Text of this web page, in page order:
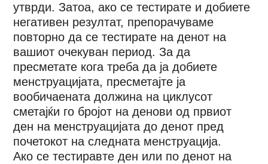
утврди. Затоа, ако се тестирате и добиете
негативен резултат, препорачуваме
повторно да се тестирате на денот на
вашиот очекуван период. За да
пресметате кога треба да ја добиете
менструацијата, пресметајте ја
вообичаената должина на циклусот
сметајќи го бројот на денови од првиот
ден на менструацијата до денот пред
почетокот на следната менструација.
Ако се тестиравте ден или по денот на